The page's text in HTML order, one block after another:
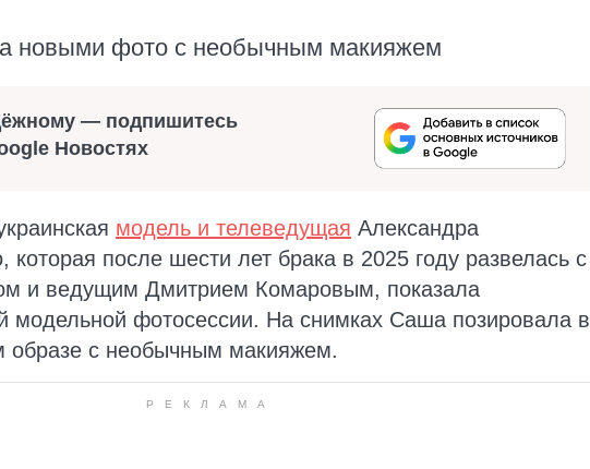
новыми фото с необычным макияжем
— подпишитесь
Новостях
модель и телеведущая Александра
которая после шести лет брака в 2025 году развелась с
и ведущим Дмитрием Комаровым, показала
модельной фотосессии. На снимках Саша позировала в
образе с необычным макияжем.